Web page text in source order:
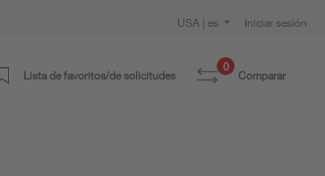
USA | es Iniciar sesión
Lista de favoritos/de solicitudes
0
Comparar